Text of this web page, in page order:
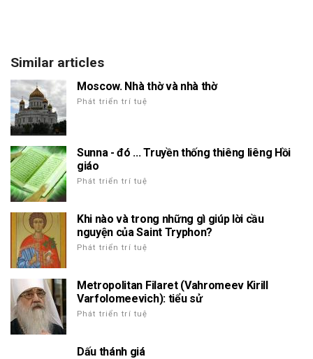
Similar articles
Moscow. Nhà thờ và nhà thờ
Phát triển trí tuệ
Sunna - đó ... Truyền thống thiêng liêng Hồi
giáo
Phát triển trí tuệ
Khi nào và trong những gì giúp lời cầu
nguyện của Saint Tryphon?
Phát triển trí tuệ
Metropolitan Filaret (Vahromeev Kirill
Varfolomeevich): tiểu sử
Phát triển trí tuệ
Dấu thánh giá